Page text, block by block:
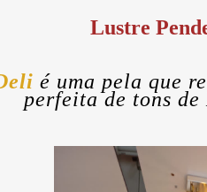
Lustre
é uma pela que
perfeita de tons